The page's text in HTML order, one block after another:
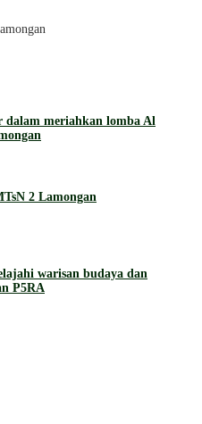
dalam meriahkan lomba Al
2 Lamongan
warisan budaya dan
P5RA